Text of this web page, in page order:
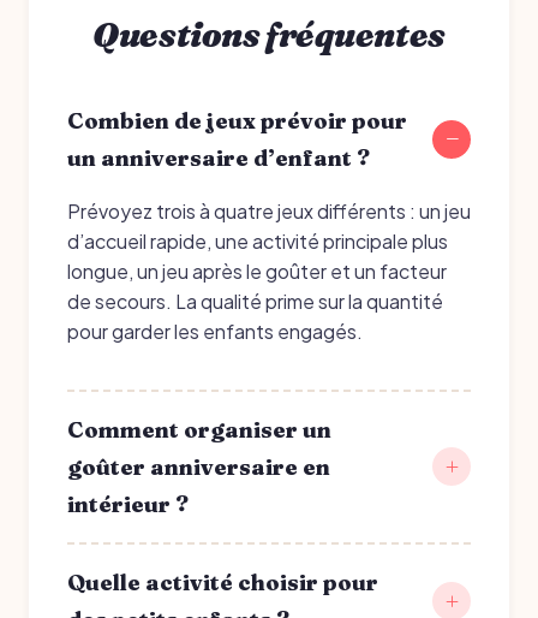
Questions fréquentes
Combien de jeux prévoir pour
un anniversaire d’enfant ?
Prévoyez trois à quatre jeux différents : un jeu
d’accueil rapide, une activité principale plus
longue, un jeu après le goûter et un facteur
de secours. La qualité prime sur la quantité
pour garder les enfants engagés.
Comment organiser un
goûter anniversaire en
intérieur ?
Quelle activité choisir pour